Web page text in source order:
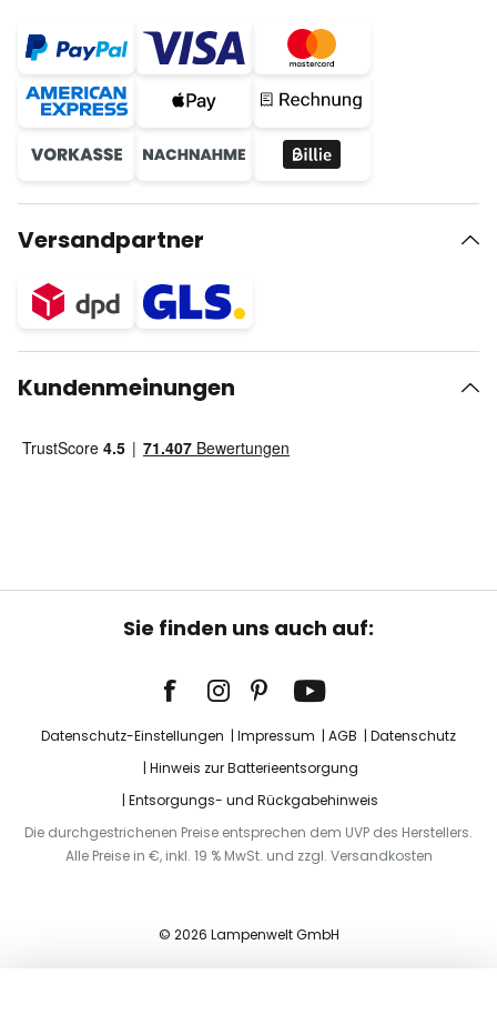
Versandpartner
Kundenmeinungen
Sie finden uns auch auf:
Datenschutz-Einstellungen Impressum AGB
Datenschutz
Hinweis zur Batterieentsorgung
Entsorgungs- und Rückgabehinweis
Die durchgestrichenen Preise entsprechen dem UVP des Herstellers.
Alle Preise in €, inkl. 19 % MwSt. und zzgl. Versandkosten
© 2026 Lampenwelt GmbH